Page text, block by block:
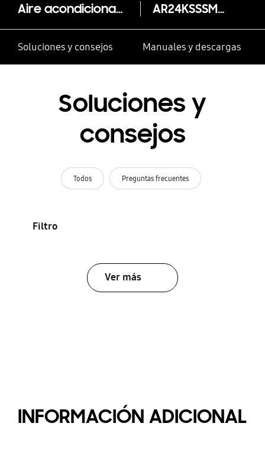
Aire acondicionado Inverter Triangle, AR24KSSSMWK AR24KSSSMWK
Soluciones y consejos Manuales y descargas
Soluciones y
consejos
Todos Preguntas frecuentes
Filtro
Ver más
INFORMACIÓN ADICIONAL